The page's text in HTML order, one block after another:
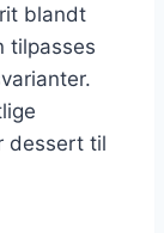
blandt
tilpasses
dessert til